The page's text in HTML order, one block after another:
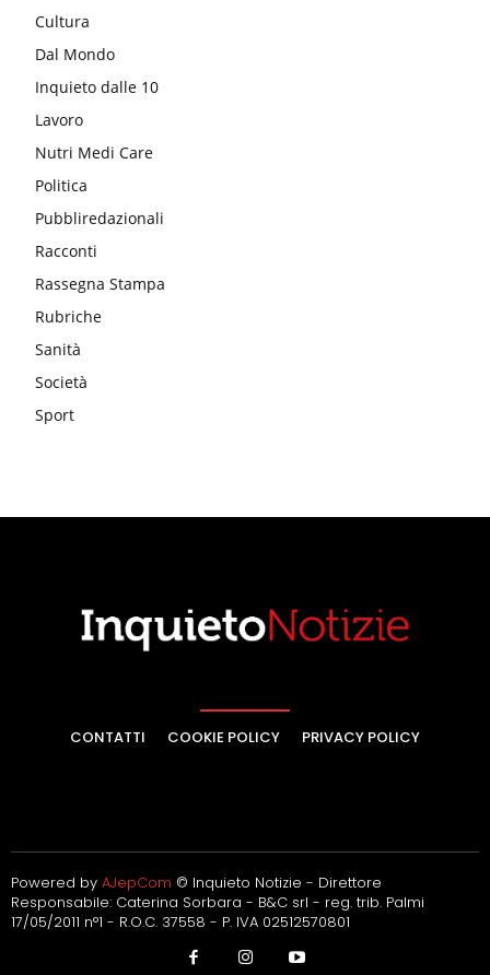
Cultura
Dal Mondo
Inquieto dalle 10
Lavoro
Nutri Medi Care
Politica
Pubbliredazionali
Racconti
Rassegna Stampa
Rubriche
Sanità
Società
Sport
CONTATTI COOKIE POLICY PRIVACY POLICY
Powered by AJepCom © Inquieto Notizie - Direttore
Responsabile: Caterina Sorbara - B&C srl - reg. trib. Palmi
17/05/2011 n°1 - R.O.C. 37558 - P. IVA 02512570801